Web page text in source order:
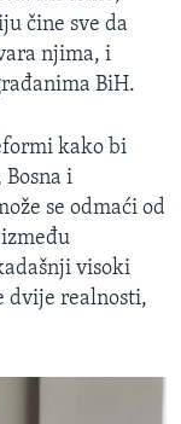
čine sve da
njima, i
BiH.
kako bi
i
se odmaći od
visoki
dvije realnosti,